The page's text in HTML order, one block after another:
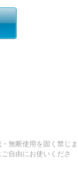
無断使用を固く禁じま
自由にお使いくださ